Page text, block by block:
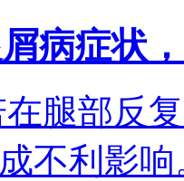
病症状
腿部反
不利影